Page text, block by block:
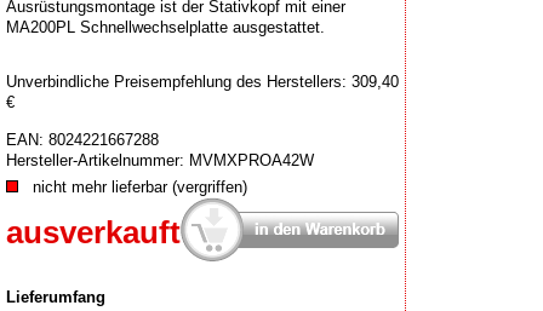
Ausrüstungsmontage ist der Stativkopf mit einer
MA200PL Schnellwechselplatte ausgestattet.
Unverbindliche Preisempfehlung des Herstellers: 309,40
€
EAN: 8024221667288
Hersteller-Artikelnummer: MVMXPROA42W
nicht mehr lieferbar (vergriffen)
ausverkauft
Lieferumfang